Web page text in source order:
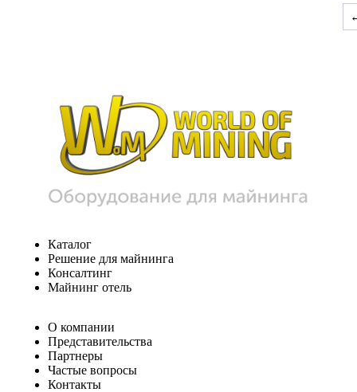
Каталог
Решение для майнинга
Консалтинг
Майнинг отель
О компании
Представительства
Партнеры
Частые вопросы
Контакты